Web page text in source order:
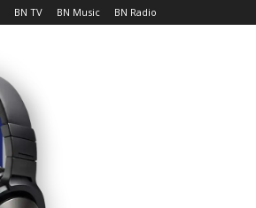
BN TV BN Music BN Radio